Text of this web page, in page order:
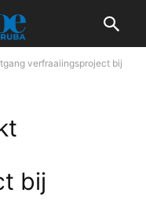
verfraaiingsproject bij
bij